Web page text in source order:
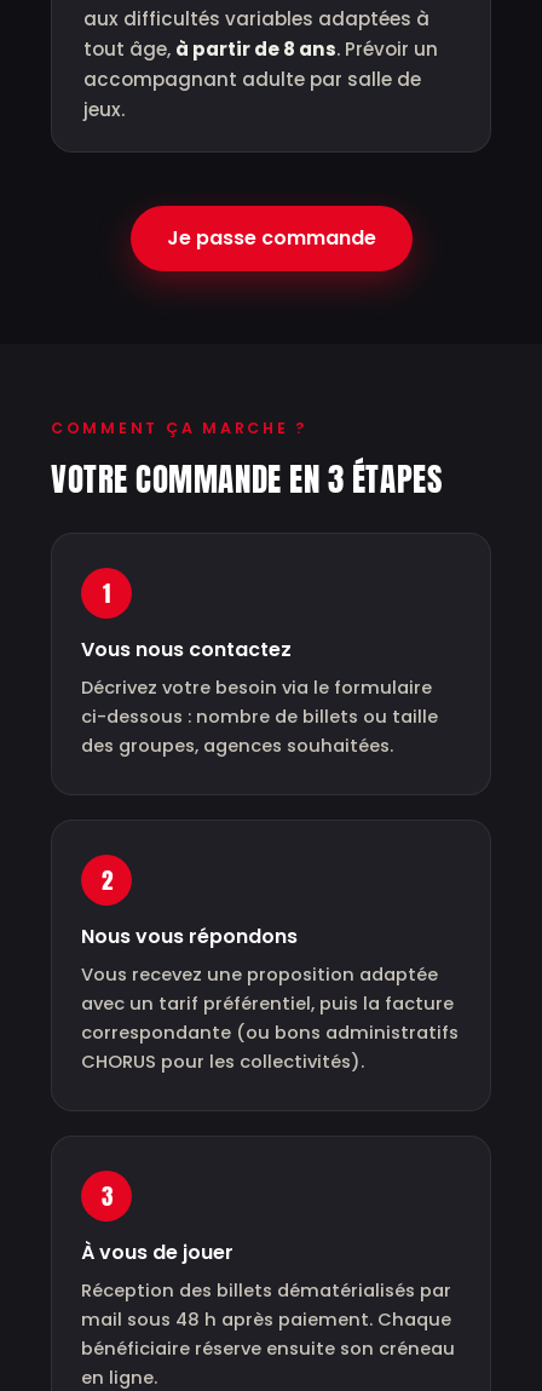
aux difficultés variables adaptées à
tout âge, à partir de 8 ans. Prévoir un
accompagnant adulte par salle de
jeux.
Je passe commande
COMMENT ÇA MARCHE ?
VOTRE COMMANDE EN 3 ÉTAPES
1
Vous nous contactez
Décrivez votre besoin via le formulaire
ci-dessous : nombre de billets ou taille
des groupes, agences souhaitées.
2
Nous vous répondons
Vous recevez une proposition adaptée
avec un tarif préférentiel, puis la facture
correspondante (ou bons administratifs
CHORUS pour les collectivités).
3
À vous de jouer
Réception des billets dématérialisés par
mail sous 48 h après paiement. Chaque
bénéficiaire réserve ensuite son créneau
en ligne.